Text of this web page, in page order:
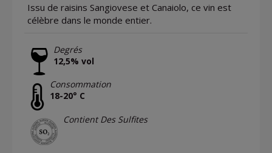
Issu de raisins Sangiovese et Canaiolo, ce vin est
célèbre dans le monde entier.
Degrés
12,5% vol
Consommation
18-20° C
Contient Des Sulfites